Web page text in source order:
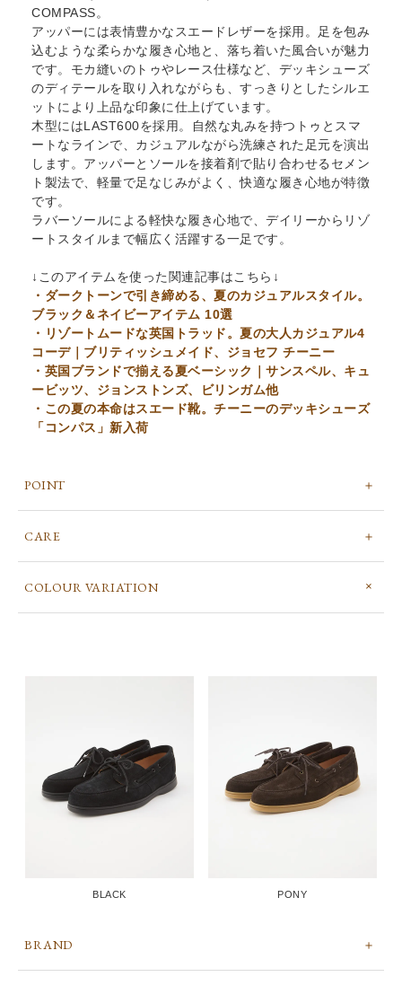
COMPASS。
アッパーには表情豊かなスエードレザーを採用。足を包み
込むような柔らかな履き心地と、落ち着いた風合いが魅力
です。モカ縫いのトゥやレース仕様など、デッキシューズ
のディテールを取り入れながらも、すっきりとしたシルエ
ットにより上品な印象に仕上げています。
木型にはLAST600を採用。自然な丸みを持つトゥとスマ
ートなラインで、カジュアルながら洗練された足元を演出
します。アッパーとソールを接着剤で貼り合わせるセメン
ト製法で、軽量で足なじみがよく、快適な履き心地が特徴
です。
ラバーソールによる軽快な履き心地で、デイリーからリゾ
ートスタイルまで幅広く活躍する一足です。
↓このアイテムを使った関連記事はこちら↓
・ダークトーンで引き締める、夏のカジュアルスタイル。
ブラック＆ネイビーアイテム 10選
・リゾートムードな英国トラッド。夏の大人カジュアル4
コーデ｜ブリティッシュメイド、ジョセフ チーニー
・英国ブランドで揃える夏ベーシック｜サンスペル、キュ
ービッツ、ジョンストンズ、ビリンガム他
・この夏の本命はスエード靴。チーニーのデッキシューズ
「コンパス」新入荷
POINT
CARE
COLOUR VARIATION
BLACK PONY
BRAND